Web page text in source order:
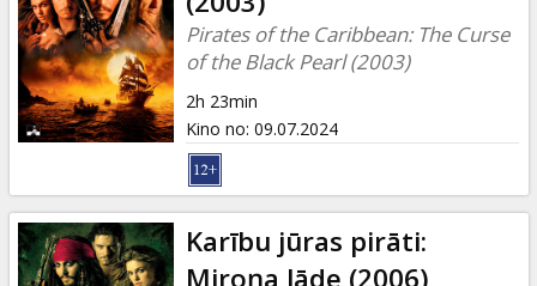
Pirates of the Caribbean: The Curse
of the Black Pearl (2003)
2h 23min
Kino no: 09.07.2024
Karību jūras pirāti:
Miroņa lāde (2006)